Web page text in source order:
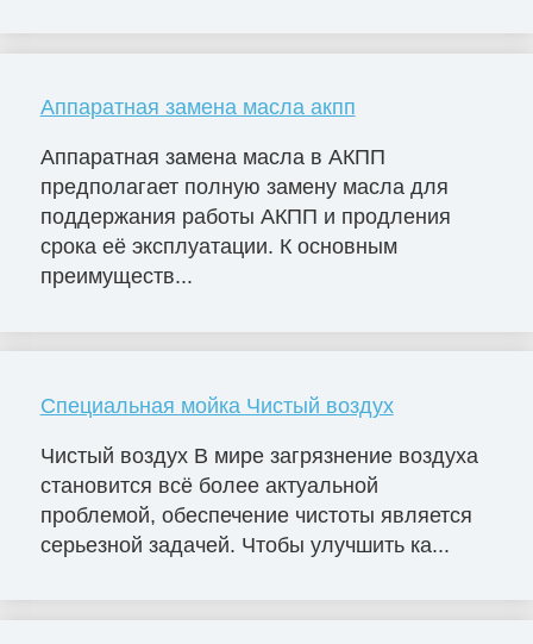
Аппаратная замена масла акпп
Аппаратная замена масла в АКПП
предполагает полную замену масла для
поддержания работы АКПП и продления
срока её эксплуатации. К основным
преимуществ...
Специальная мойка Чистый воздух
Чистый воздух В мире загрязнение воздуха
становится всё более актуальной
проблемой, обеспечение чистоты является
серьезной задачей. Чтобы улучшить ка...